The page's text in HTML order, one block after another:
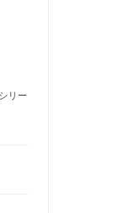
リー